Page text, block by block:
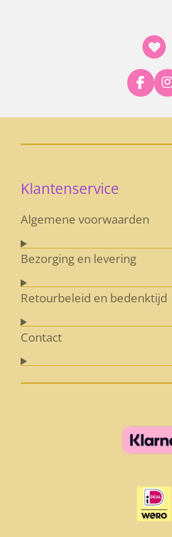
F
a
I
n
Klantenservice
Algemene voorwaarden
Bezorging en levering
Retourbeleid en bedenktijd
Contact